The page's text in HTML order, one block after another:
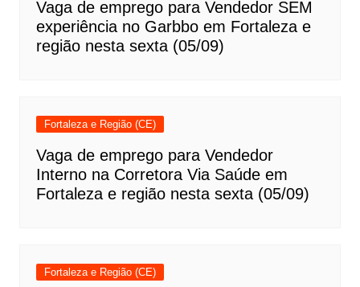
Vaga de emprego para Vendedor SEM
experiência no Garbbo em Fortaleza e
região nesta sexta (05/09)
Fortaleza e Região (CE)
Vaga de emprego para Vendedor
Interno na Corretora Via Saúde em
Fortaleza e região nesta sexta (05/09)
Fortaleza e Região (CE)